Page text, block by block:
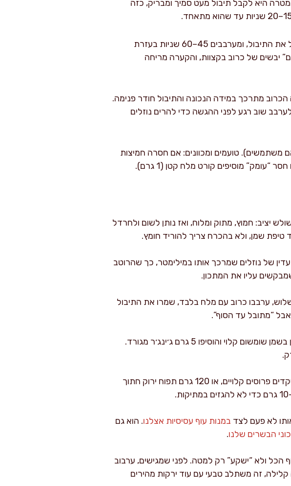
תוך כדי טריפה, מזלפים בהדרגה 45 מ"ל שמן. המטרה היא לקבל תיבול מעט סמיך ומבריק, כזה
מאחדים עם הכרוב והגזר: מוסיפים את הגזר לקערת הכרוב, יוצקים מעל את התיבול, ומערבבים 45–60 שניות בעזרת
יבשים של כרוב בקצוות, והקערה מריחה
חדר. בזמן הזה הכרוב מתרכך במידה הנכונה והתיבול חודר פנימה.
למקרר ל-30–120 דקות; אני אוהב לערבב שוב רגע לפני ההגשה כדי להרים נוזלים
שומשום קלוי (10 גרם) ובצל ירוק פרוס (15 גרם, אם משתמשים). טועמים ומכוונים: אם חסרה חמיצות
יציב: חמוץ, מתוק ומלוח, ואז נותן לשום ולחרדל
שמן, ולא בהכרח צריך להוריד חומץ.
של נוזלים שמרכך אותו במילימטר, כך שהרוטב
עליו את המתכון.
ערבבו כרוב עם מלח בלבד, שמרו את התיבול
וריאציות שאני אוהב במיוחד: לגרסה אסייתית עדינה החליפו 15 מ"ל מהשמן בשמן שומשום קלוי והוסיפו 5 גרם ג׳ינג׳ר מגורד.
אפשרויות תוספת שמחמיאות לתיבול: 80 גרם חמוציות מיובשות, 60 גרם שקדים פרוסים קלויים, או 120 גרם תפוח ירוק חתוך
לא פעם לצד במנות עוף עסיסיות אצלנו. הוא גם
הבשרים שלנו.
הכל ולא “ישקע” רק למטה. לפני שמגישים, ערבוב